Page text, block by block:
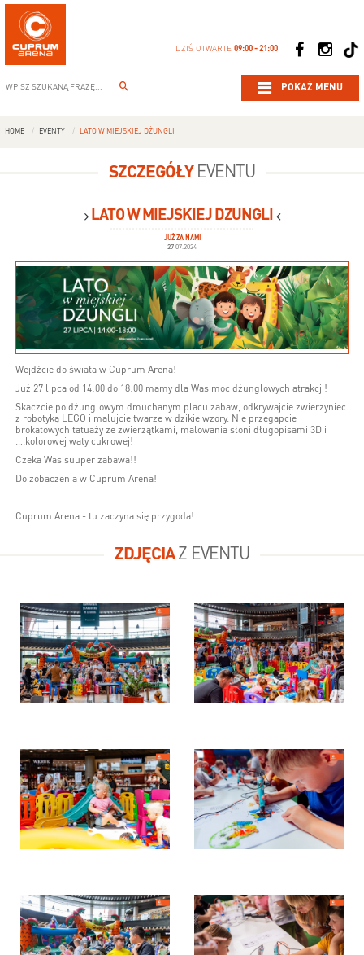
DZIŚ OTWARTE09:00 - 21:00
POKAŻ MENU
HOME EVENTY LATO W MIEJSKIEJ DŻUNGLI
SZCZEGÓŁYEVENTU
LATO W MIEJSKIEJ DŻUNGLI
JUŻ ZA NAMI
27 07.2024
Wejdźcie do świata w Cuprum Arena!
Już 27 lipca od 14:00 do 18:00 mamy dla Was moc dżunglowych atrakcji!
Skaczcie po dżunglowym dmuchanym placu zabaw, odkrywajcie zwierzyniec
z robotyką LEGO i malujcie twarze w dzikie wzory. Nie przegapcie
brokatowych tatuaży ze zwierzątkami, malowania słoni długopisami 3D i
….kolorowej waty cukrowej!
Czeka Was suuper zabawa!!
Do zobaczenia w Cuprum Arena!
Cuprum Arena - tu zaczyna się przygoda!
ZDJĘCIAZ EVENTU